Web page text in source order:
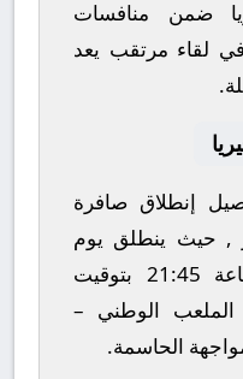
ضمن منافسات
لقاء مرتقب يعد
إنطلاق صافرة
, حيث ينطلق يوم
21:45 بتوقيت
الملعب الوطني –
الحاسمة.